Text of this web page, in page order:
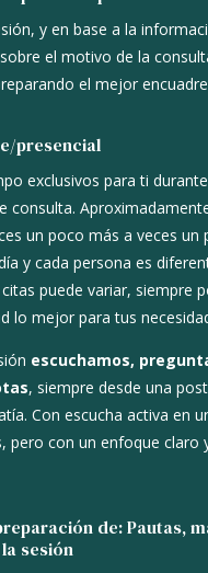
y en base a la
el motivo de la
el mejor
presencial
exclusivos para ti
consulta.
un poco más a veces un
y cada persona es
puede variar, siempre
lo mejor para tus
escuchamos,
, siempre desde una
Con escucha activa en
pero con un enfoque claro
de: Pautas,
sesión